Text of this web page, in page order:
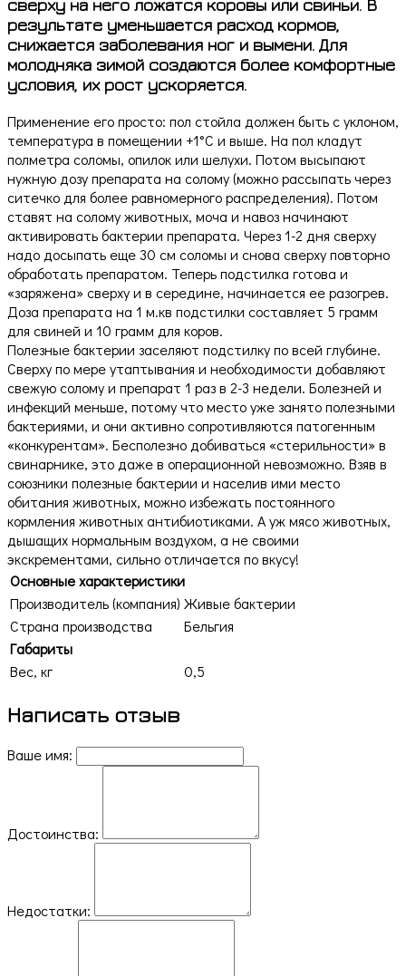
сверху на него ложатся коровы или свиньи. В
результате уменьшается расход кормов,
снижается заболевания ног и вымени. Для
молодняка зимой создаются более комфортные
условия, их рост ускоряется.
Применение его просто: пол стойла должен быть с уклоном,
температура в помещении +1°C и выше. На пол кладут
полметра соломы, опилок или шелухи. Потом высыпают
нужную дозу препарата на солому (можно рассыпать через
ситечко для более равномерного распределения). Потом
ставят на солому животных, моча и навоз начинают
активировать бактерии препарата. Через 1-2 дня сверху
надо досыпать еще 30 см соломы и снова сверху повторно
обработать препаратом. Теперь подстилка готова и
«заряжена» сверху и в середине, начинается ее разогрев.
Доза препарата на 1 м.кв подстилки составляет 5 грамм
для свиней и 10 грамм для коров.
Полезные бактерии заселяют подстилку по всей глубине.
Сверху по мере утаптывания и необходимости добавляют
свежую солому и препарат 1 раз в 2-3 недели. Болезней и
инфекций меньше, потому что место уже занято полезными
бактериями, и они активно сопротивляются патогенным
«конкурентам». Бесполезно добиваться «стерильности» в
свинарнике, это даже в операционной невозможно. Взяв в
союзники полезные бактерии и населив ими место
обитания животных, можно избежать постоянного
кормления животных антибиотиками. А уж мясо животных,
дышащих нормальным воздухом, а не своими
экскрементами, сильно отличается по вкусу!
Основные характеристики
Производитель (компания) Живые бактерии
Страна производства
Бельгия
Габариты
Вес, кг
0,5
Написать отзыв
Ваше имя:
Достоинства:
Недостатки: